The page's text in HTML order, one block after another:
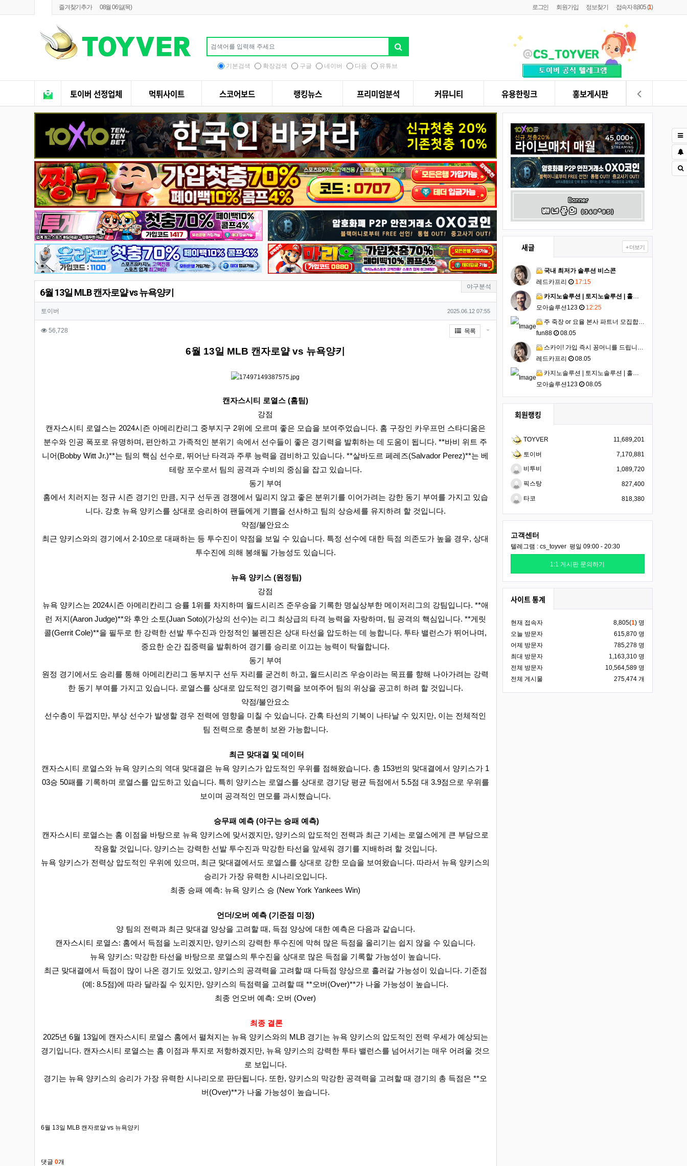
즐겨찾기추가 08월 06일(목) 로그인 회원가입 정보찾기 접속자 8,805 (1)
기본검색 확장검색 구글 네이버 다음 유튜브
토이버 선정업체 먹튀사이트 스코어보드 랭킹뉴스 프리미엄분석 커뮤니티 유용한링크 홍보게시판
전체 메뉴
분류
야구분석
6월 13일 MLB 캔자로얄 vs 뉴욕양키
작성자 정보
작성자
토이버 작성일
2025.06.12 07:55
컨텐츠 정보
조회56,728 목록 게시물 옵션
6월 13일 MLB 캔자로얄 vs 뉴욕양키
캔자스시티 로열스 (홈팀)
강점
캔자스시티 로열스는 2024시즌 아메리칸리그 중부지구 2위에 오르며 좋은 모습을 보여주었습니다. 홈 구장인 카우프먼 스타디움은
분수와 인공 폭포로 유명하며, 편안하고 가족적인 분위기 속에서 선수들이 좋은 경기력을 발휘하는 데 도움이 됩니다. **바비 위트 주
니어(Bobby Witt Jr.)**는 팀의 핵심 선수로, 뛰어난 타격과 주루 능력을 겸비하고 있습니다. **살바도르 페레즈(Salvador Perez)**는 베
테랑 포수로서 팀의 공격과 수비의 중심을 잡고 있습니다.
동기 부여
홈에서 치러지는 정규 시즌 경기인 만큼, 지구 선두권 경쟁에서 밀리지 않고 좋은 분위기를 이어가려는 강한 동기 부여를 가지고 있습
니다. 강호 뉴욕 양키스를 상대로 승리하여 팬들에게 기쁨을 선사하고 팀의 상승세를 유지하려 할 것입니다.
약점/불안요소
최근 양키스와의 경기에서 2-10으로 대패하는 등 투수진이 약점을 보일 수 있습니다. 특정 선수에 대한 득점 의존도가 높을 경우, 상대
투수진에 의해 봉쇄될 가능성도 있습니다.
뉴욕 양키스 (원정팀)
강점
뉴욕 양키스는 2024시즌 아메리칸리그 승률 1위를 차지하며 월드시리즈 준우승을 기록한 명실상부한 메이저리그의 강팀입니다. **애
런 저지(Aaron Judge)**와 후안 소토(Juan Soto)(가상의 선수)는 리그 최상급의 타격 능력을 자랑하며, 팀 공격의 핵심입니다. **게릿
콜(Gerrit Cole)**을 필두로 한 강력한 선발 투수진과 안정적인 불펜진은 상대 타선을 압도하는 데 능합니다. 투타 밸런스가 뛰어나며,
중요한 순간 집중력을 발휘하여 경기를 승리로 이끄는 능력이 탁월합니다.
동기 부여
원정 경기에서도 승리를 통해 아메리칸리그 동부지구 선두 자리를 굳건히 하고, 월드시리즈 우승이라는 목표를 향해 나아가려는 강력
한 동기 부여를 가지고 있습니다. 로열스를 상대로 압도적인 경기력을 보여주어 팀의 위상을 공고히 하려 할 것입니다.
약점/불안요소
선수층이 두껍지만, 부상 선수가 발생할 경우 전력에 영향을 미칠 수 있습니다. 간혹 타선의 기복이 나타날 수 있지만, 이는 전체적인
팀 전력으로 충분히 보완 가능합니다.
최근 맞대결 및 데이터
캔자스시티 로열스와 뉴욕 양키스의 역대 맞대결은 뉴욕 양키스가 압도적인 우위를 점해왔습니다. 총 153번의 맞대결에서 양키스가 1
03승 50패를 기록하며 로열스를 압도하고 있습니다. 특히 양키스는 로열스를 상대로 경기당 평균 득점에서 5.5점 대 3.9점으로 우위를
보이며 공격적인 면모를 과시했습니다.
승무패 예측 (야구는 승패 예측)
캔자스시티 로열스는 홈 이점을 바탕으로 뉴욕 양키스에 맞서겠지만, 양키스의 압도적인 전력과 최근 기세는 로열스에게 큰 부담으로
작용할 것입니다. 양키스는 강력한 선발 투수진과 막강한 타선을 앞세워 경기를 지배하려 할 것입니다.
뉴욕 양키스가 전력상 압도적인 우위에 있으며, 최근 맞대결에서도 로열스를 상대로 강한 모습을 보여왔습니다. 따라서 뉴욕 양키스의
승리가 가장 유력한 시나리오입니다.
최종 승패 예측: 뉴욕 양키스 승 (New York Yankees Win)
언더/오버 예측 (기준점 미정)
양 팀의 전력과 최근 맞대결 양상을 고려할 때, 득점 양상에 대한 예측은 다음과 같습니다.
캔자스시티 로열스: 홈에서 득점을 노리겠지만, 양키스의 강력한 투수진에 막혀 많은 득점을 올리기는 쉽지 않을 수 있습니다.
뉴욕 양키스: 막강한 타선을 바탕으로 로열스의 투수진을 상대로 많은 득점을 기록할 가능성이 높습니다.
최근 맞대결에서 득점이 많이 나온 경기도 있었고, 양키스의 공격력을 고려할 때 다득점 양상으로 흘러갈 가능성이 있습니다. 기준점
(예: 8.5점)에 따라 달라질 수 있지만, 양키스의 득점력을 고려할 때 **오버(Over)**가 나올 가능성이 높습니다.
최종 언오버 예측: 오버 (Over)
최종 결론
2025년 6월 13일에 캔자스시티 로열스 홈에서 펼쳐지는 뉴욕 양키스와의 MLB 경기는 뉴욕 양키스의 압도적인 전력 우세가 예상되는
경기입니다. 캔자스시티 로열스는 홈 이점과 투지로 저항하겠지만, 뉴욕 양키스의 강력한 투타 밸런스를 넘어서기는 매우 어려울 것으
로 보입니다.
경기는 뉴욕 양키스의 승리가 가장 유력한 시나리오로 판단됩니다. 또한, 양키스의 막강한 공격력을 고려할 때 경기의 총 득점은 **오
버(Over)**가 나올 가능성이 높습니다.
6월 13일 MLB 캔자로얄 vs 뉴욕양키
댓글 0개
새글 + 더보기
국내 최저가 솔루션 비스콘
레드카프리
17:15
카지노솔루션 | 토지노솔루션 | 홀덤솔루션 | 파워볼솔루션 | 모아솔루션 098716542
모아솔루션123
12:25
주 죽장 or 요율 본사 파트너 모집합니다.
fun88
08.05
스카이! 가입 즉시 꽁머니를 드립니다. 8월 특별 이벤트! 754578
레드카프리
08.05
카지노솔루션 | 토지노솔루션 | 홀덤솔루션 | 파워볼솔루션 | 모아솔루션 4112156161
모아솔루션123
08.05
회원랭킹
TOYVER 11,689,201
토이버 7,170,881
비투비 1,089,720
픽스탕 827,400
타코 818,380
고객센터
텔레그램 : cs_toyver 평일 09:00 - 20:30
1:1 게시판 문의하기
사이트 통계
현재 접속자 8,805(1) 명
오늘 방문자
615,870 명
어제 방문자
785,278 명
최대 방문자
1,163,310 명
전체 방문자
10,564,589 명
전체 게시물
275,474 개